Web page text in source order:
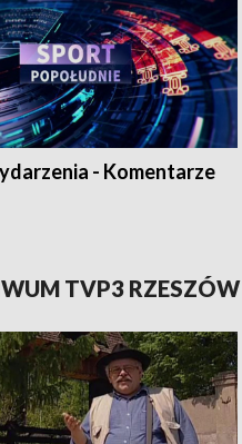
- Komentarze
TVP3 RZESZÓW